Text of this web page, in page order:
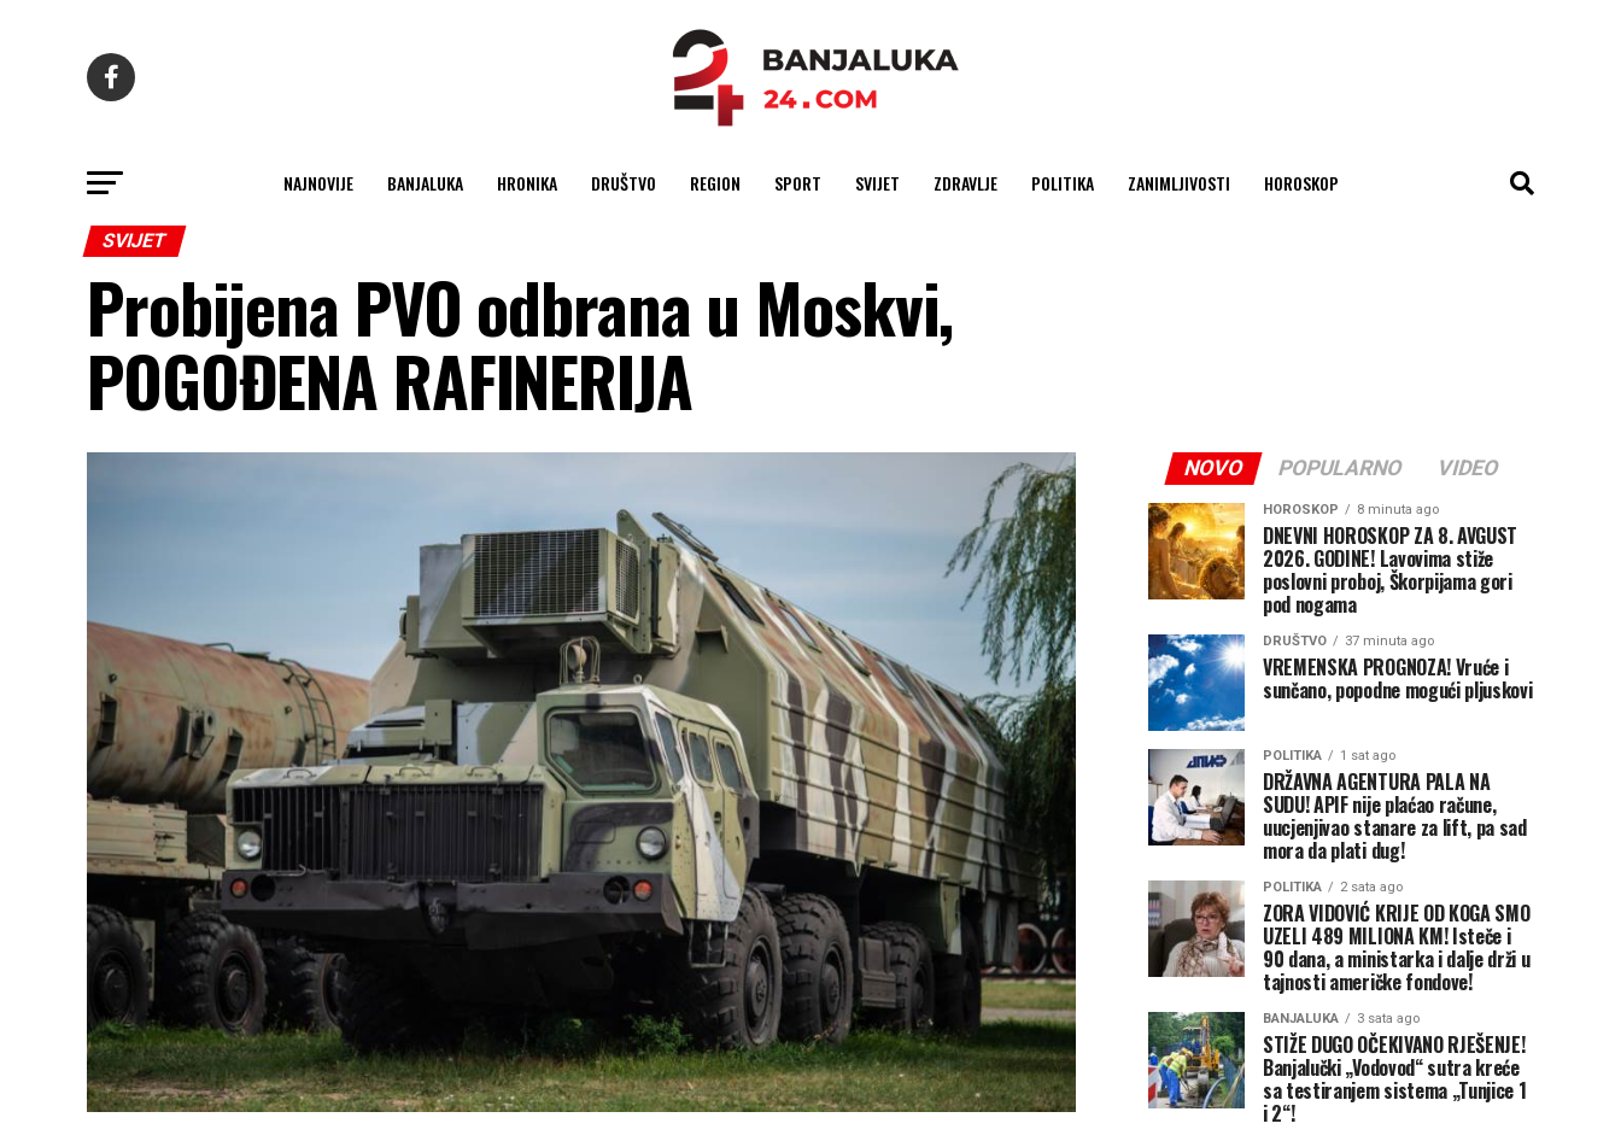
NAJNOVIJE BANJALUKA HRONIKA DRUŠTVO REGION SPORT SVIJET ZDRAVLJE POLITIKA ZANIMLJIVOSTI HOROSKOP
SVIJET
Probijena PVO odbrana u Moskvi,
POGOĐENA RAFINERIJA
NOVO POPULARNO VIDEO
HOROSKOP 8 minuta ago
DNEVNI HOROSKOP ZA 8. AVGUST
2026. GODINE! Lavovima stiže
poslovni proboj, Škorpijama gori
pod nogama
DRUŠTVO 37 minuta ago
VREMENSKA PROGNOZA! Vruće i
sunčano, popodne mogući pljuskovi
POLITIKA 1 sat ago
DRŽAVNA AGENTURA PALA NA
SUDU! APIF nije plaćao račune,
uucjenjivao stanare za lift, pa sad
mora da plati dug!
POLITIKA 2 sata ago
ZORA VIDOVIĆ KRIJE OD KOGA SMO
UZELI 489 MILIONA KM! Isteče i
90 dana, a ministarka i dalje drži u
tajnosti američke fondove!
BANJALUKA 3 sata ago
STIŽE DUGO OČEKIVANO RJEŠENJE!
Banjalučki „Vodovod“ sutra kreće
sa testiranjem sistema „Tunjice 1
i 2“!